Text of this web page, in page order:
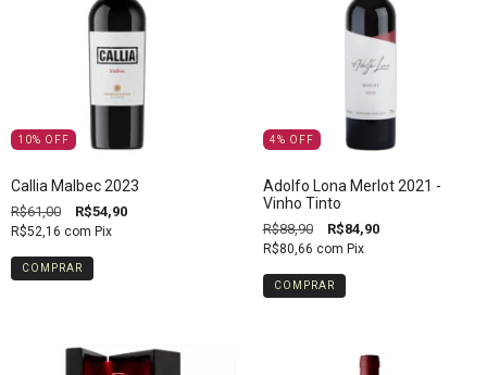
10% OFF
Callia Malbec 2023
R$61,00 R$54,90
R$52,16 com Pix
4% OFF
Adolfo Lona Merlot 2021 -
Vinho Tinto
R$88,90 R$84,90
R$80,66 com Pix